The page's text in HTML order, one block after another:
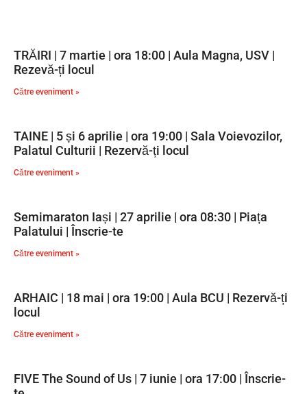
TRĂIRI | 7 martie | ora 18:00 | Aula Magna, USV |
Rezevă-ți locul
Către eveniment »
TAINE | 5 și 6 aprilie | ora 19:00 | Sala Voievozilor,
Palatul Culturii | Rezervă-ți locul
Către eveniment »
Semimaraton Iași | 27 aprilie | ora 08:30 | Piața
Palatului | Înscrie-te
Către eveniment »
ARHAIC | 18 mai | ora 19:00 | Aula BCU | Rezervă-ți
locul
Către eveniment »
FIVE The Sound of Us | 7 iunie | ora 17:00 | Înscrie-